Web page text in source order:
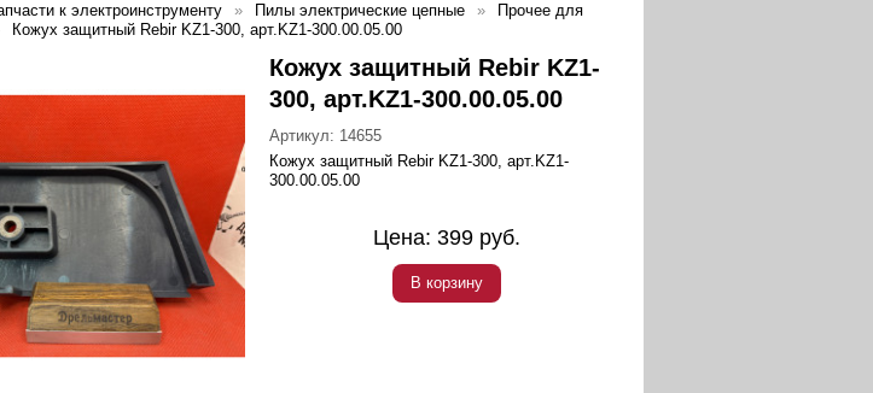
к электроинструменту Пилы электрические цепные
Прочее для
Кожух защитный Rebir KZ1-300, арт.KZ1-300.00.05.00
Кожух защитный Rebir KZ1-
300, арт.KZ1-300.00.05.00
Артикул: 14655
Кожух защитный Rebir KZ1-300, арт.KZ1-
300.00.05.00
Цена: 399 руб.
В корзину